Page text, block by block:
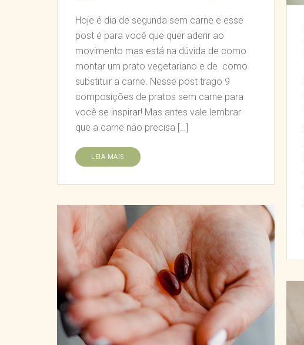
Hoje é dia de segunda sem carne e esse
post é para você que quer aderir ao
movimento mas está na dúvida de como
montar um prato vegetariano e de como
substituir a carne. Nesse post trago 9
composições de pratos sem carne para
você se inspirar! Mas antes vale lembrar
que a carne não precisa […]
LEIA MAIS